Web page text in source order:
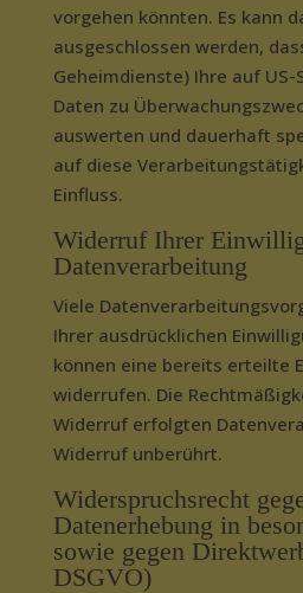
vorgehen könnten. Es kann
ausgeschlossen werden,
Geheimdienste) Ihre auf
Daten zu
auswerten und dauerhaft
auf diese
Einfluss.
Widerruf Ihrer
Datenverarbeitung
Viele
Ihrer ausdrücklichen
können eine bereits erteilte
widerrufen. Die
Widerruf erfolgten
Widerruf unberührt.
Widerspruchsrecht
Datenerhebung in
sowie gegen
DSGVO)